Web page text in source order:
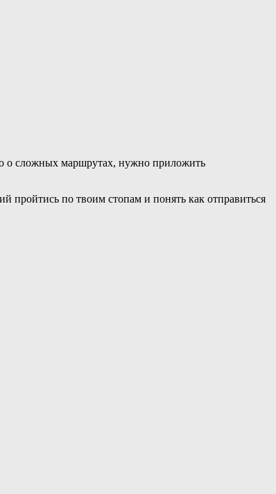
о сложных маршрутах, нужно приложить
пройтись по твоим стопам и понять как отправиться